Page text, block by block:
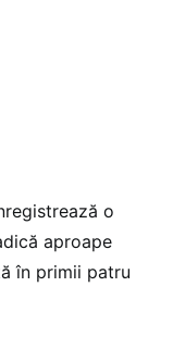
o
aproape
în primii patru